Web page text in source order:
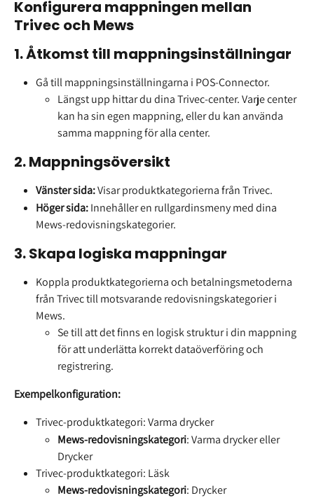
Konfigurera mappningen mellan
Trivec och Mews
1. Åtkomst till mappningsinställningar
Gå till mappningsinställningarna i POS-Connector.
Längst upp hittar du dina Trivec-center. Varje center
kan ha sin egen mappning, eller du kan använda
samma mappning för alla center.
2. Mappningsöversikt
Vänster sida: Visar produktkategorierna från Trivec.
Höger sida: Innehåller en rullgardinsmeny med dina
Mews-redovisningskategorier.
3. Skapa logiska mappningar
Koppla produktkategorierna och betalningsmetoderna
från Trivec till motsvarande redovisningskategorier i
Mews.
Se till att det finns en logisk struktur i din mappning
för att underlätta korrekt dataöverföring och
registrering.
Exempelkonfiguration:
Trivec-produktkategori: Varma drycker
Mews-redovisningskategori: Varma drycker eller
Drycker
Trivec-produktkategori: Läsk
Mews-redovisningskategori: Drycker